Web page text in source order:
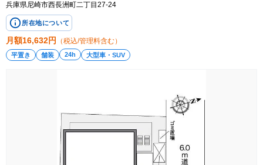
兵庫県尼崎市西長洲町二丁目27-24
所在地について
月額16,632円 （税込/管理料含む）
平置き 舗装 24h 大型車・SUV